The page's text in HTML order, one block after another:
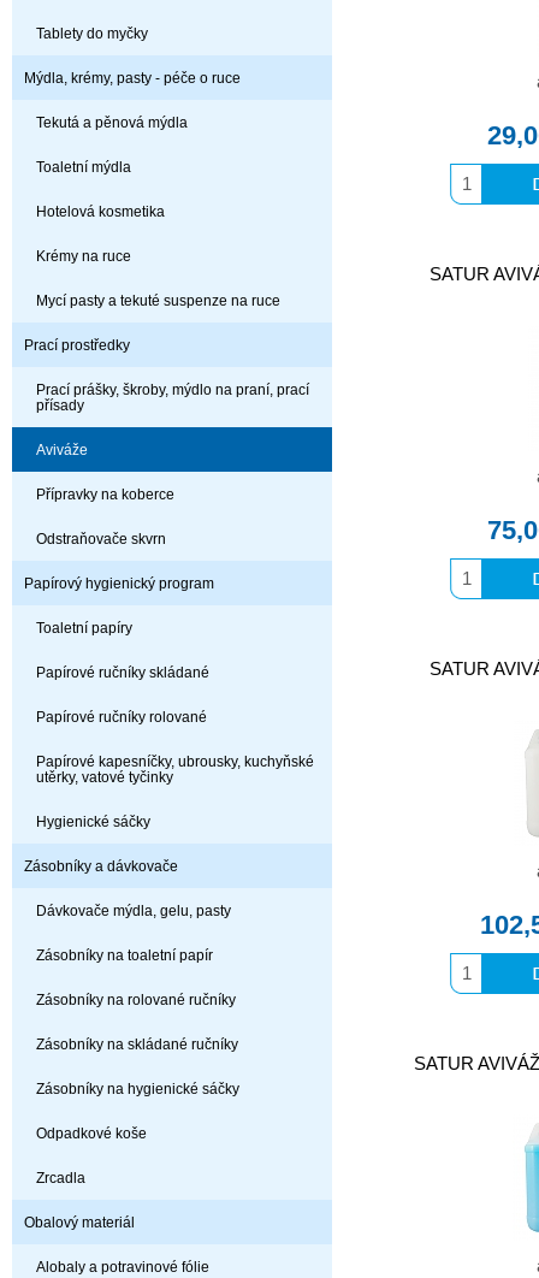
Tablety do myčky
Mýdla, krémy, pasty - péče o ruce
Tekutá a pěnová mýdla
Toaletní mýdla
Hotelová kosmetika
Krémy na ruce
Mycí pasty a tekuté suspenze na ruce
Prací prostředky
Prací prášky, škroby, mýdlo na praní, prací
přísady
Aviváže
Přípravky na koberce
Odstraňovače skvrn
Papírový hygienický program
Toaletní papíry
Papírové ručníky skládané
Papírové ručníky rolované
Papírové kapesníčky, ubrousky, kuchyňské
utěrky, vatové tyčinky
Hygienické sáčky
Zásobníky a dávkovače
Dávkovače mýdla, gelu, pasty
Zásobníky na toaletní papír
Zásobníky na rolované ručníky
Zásobníky na skládané ručníky
Zásobníky na hygienické sáčky
Odpadkové koše
Zrcadla
Obalový materiál
Alobaly a potravinové fólie
SATUR
SATUR
SATUR